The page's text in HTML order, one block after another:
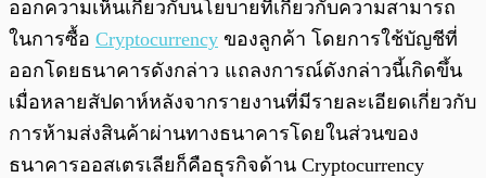
ออกความเห็นเกี่ยวกับนโยบายที่เกี่ยวกับความสามารถ
ในการซื้อ Cryptocurrency ของลูกค้า โดยการใช้บัญชีที่
ออกโดยธนาคารดังกล่าว แถลงการณ์ดังกล่าวนี้เกิดขึ้น
เมื่อหลายสัปดาห์หลังจากรายงานที่มีรายละเอียดเกี่ยวกับ
การห้ามส่งสินค้าผ่านทางธนาคารโดยในส่วนของ
ธนาคารออสเตรเลียก็คือธุรกิจด้าน Cryptocurrency